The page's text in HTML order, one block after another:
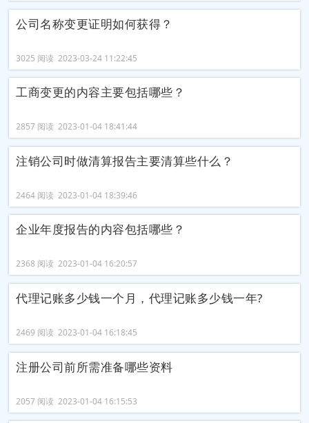
公司名称变更证明如何获得？
3025 阅读 2023-03-24 11:22:45
工商变更的内容主要包括哪些？
2857 阅读 2023-01-04 18:41:44
注销公司时做清算报告主要清算些什么？
2464 阅读 2023-01-04 18:39:46
企业年度报告的内容包括哪些？
2368 阅读 2023-01-04 16:20:57
代理记账多少钱一个月，代理记账多少钱一年?
2469 阅读 2023-01-04 16:18:45
注册公司前所需准备哪些资料
2057 阅读 2023-01-04 16:15:53